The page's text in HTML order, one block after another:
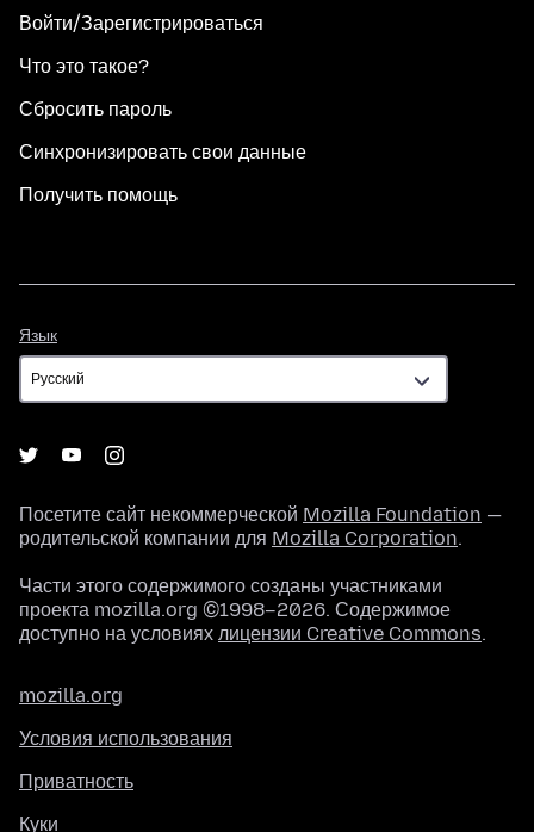
Войти/Зарегистрироваться
Что это такое?
Сбросить пароль
Синхронизировать свои данные
Получить помощь
Язык
Посетите сайт некоммерческой Mozilla Foundation —
родительской компании для Mozilla Corporation.
Части этого содержимого созданы участниками
проекта mozilla.org ©1998–2026. Содержимое
доступно на условиях лицензии Creative Commons.
mozilla.org
Условия использования
Приватность
Куки